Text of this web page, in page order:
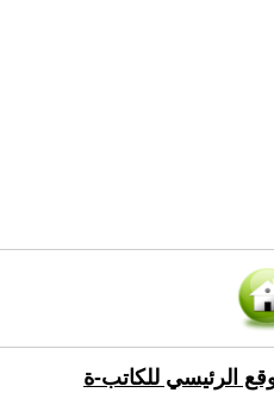
الرئيسي للكاتب-ة